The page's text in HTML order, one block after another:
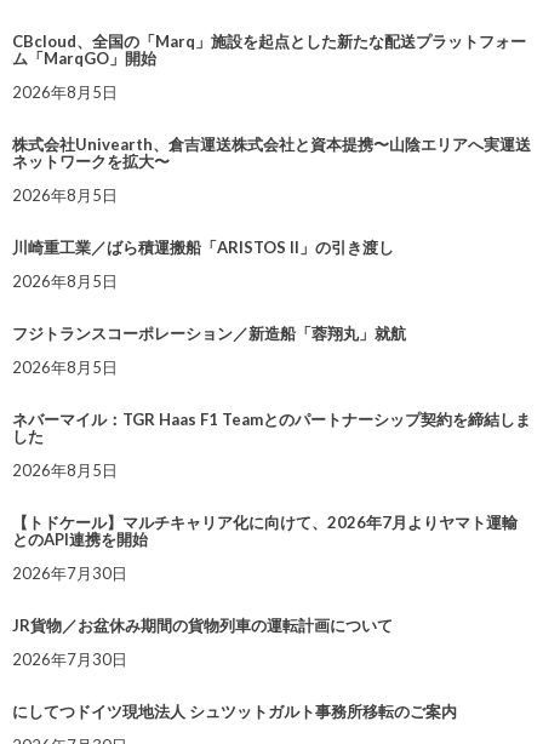
CBcloud、全国の「Marq」施設を起点とした新たな配送プラットフォー
ム「MarqGO」開始
2026年8月5日
株式会社Univearth、倉吉運送株式会社と資本提携〜山陰エリアへ実運送
ネットワークを拡大〜
2026年8月5日
川崎重工業／ばら積運搬船「ARISTOS II」の引き渡し
2026年8月5日
フジトランスコーポレーション／新造船「蓉翔丸」就航
2026年8月5日
ネバーマイル：TGR Haas F1 Teamとのパートナーシップ契約を締結しま
した
2026年8月5日
【トドケール】マルチキャリア化に向けて、2026年7月よりヤマト運輸
とのAPI連携を開始
2026年7月30日
JR貨物／お盆休み期間の貨物列車の運転計画について
2026年7月30日
にしてつドイツ現地法人 シュツットガルト事務所移転のご案内